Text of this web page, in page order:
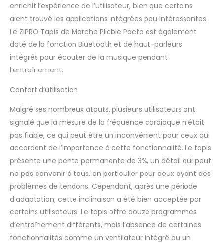
enrichit l’expérience de l’utilisateur, bien que certains
aient trouvé les applications intégrées peu intéressantes.
Le ZIPRO Tapis de Marche Pliable Pacto est également
doté de la fonction Bluetooth et de haut-parleurs
intégrés pour écouter de la musique pendant
l’entraînement.
Confort d’utilisation
Malgré ses nombreux atouts, plusieurs utilisateurs ont
signalé que la mesure de la fréquence cardiaque n’était
pas fiable, ce qui peut être un inconvénient pour ceux qui
accordent de l’importance à cette fonctionnalité. Le tapis
présente une pente permanente de 3%, un détail qui peut
ne pas convenir à tous, en particulier pour ceux ayant des
problèmes de tendons. Cependant, après une période
d’adaptation, cette inclinaison a été bien acceptée par
certains utilisateurs. Le tapis offre douze programmes
d’entraînement différents, mais l’absence de certaines
fonctionnalités comme un ventilateur intégré ou un